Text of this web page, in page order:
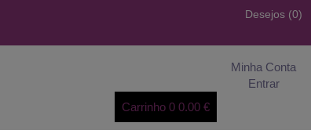
Desejos (0)
Minha Conta
Entrar
Carrinho 0 0.00 €